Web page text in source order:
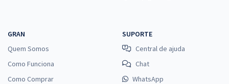
GRAN
Quem Somos
Como Funciona
Como Comprar
SUPORTE
Central de ajuda
Chat
WhatsApp